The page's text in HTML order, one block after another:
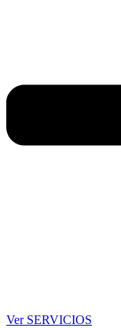
Ver SERVICIOS